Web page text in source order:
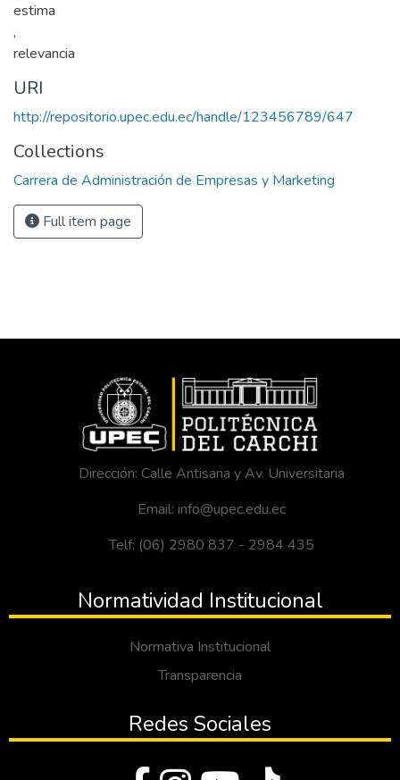
estima
,
relevancia
URI
http://repositorio.upec.edu.ec/handle/123456789/647
Collections
Carrera de Administración de Empresas y Marketing
Full item page
Dirección: Calle Antisana y Av. Universitaria
Email: info@upec.edu.ec
Telf: (06) 2980 837 - 2984 435
Normatividad Institucional
Normativa Institucional
Transparencia
Redes Sociales